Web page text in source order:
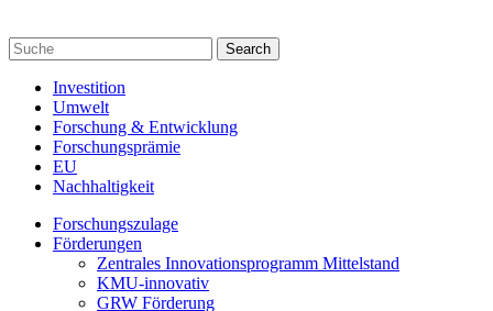
Investition
Umwelt
Forschung & Entwicklung
Forschungsprämie
EU
Nachhaltigkeit
Forschungszulage
Förderungen
Zentrales Innovationsprogramm Mittelstand
KMU-innovativ
GRW Förderung